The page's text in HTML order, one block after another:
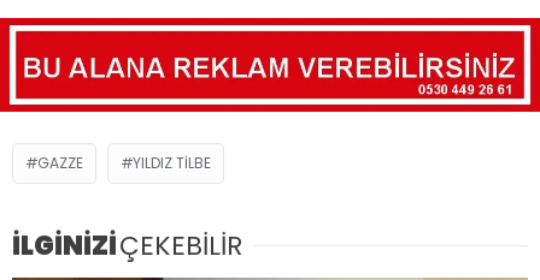
GAZZE YILDIZ TILBE
İLGİNİZİÇEKEBİLİR